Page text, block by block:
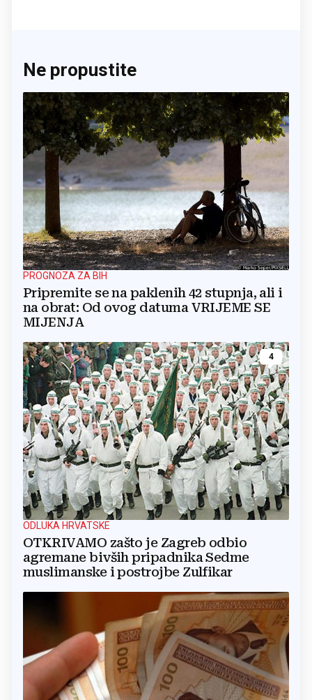
Ne propustite
PROGNOZA ZA BIH
Pripremite se na paklenih 42 stupnja, ali i
na obrat: Od ovog datuma VRIJEME SE
MIJENJA
4
ODLUKA HRVATSKE
OTKRIVAMO zašto je Zagreb odbio
agremane bivših pripadnika Sedme
muslimanske i postrojbe Zulfikar